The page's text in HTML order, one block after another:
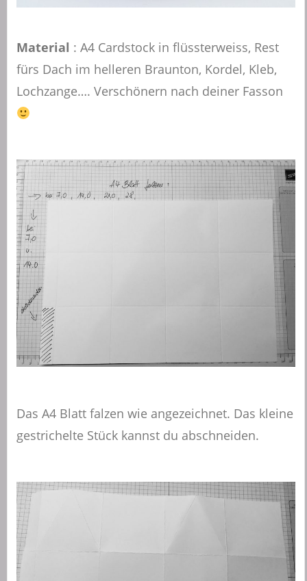
Material : A4 Cardstock in flüssterweiss, Rest
fürs Dach im helleren Braunton, Kordel, Kleb,
Lochzange…. Verschönern nach deiner Fasson
Das A4 Blatt falzen wie angezeichnet. Das kleine
gestrichelte Stück kannst du abschneiden.